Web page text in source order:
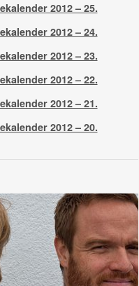
2012 – 25.
2012 – 24.
2012 – 23.
2012 – 22.
2012 – 21.
2012 – 20.